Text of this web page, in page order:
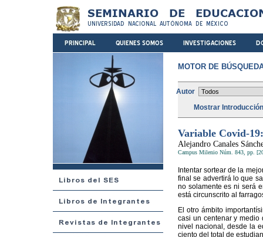
MOTOR DE
Autor
Mostrar
Variable Covid-
Alejandro Canales
Campus Milenio Núm. 843, pp.
Intentar sortear de la
final se advertirá lo que
no solamente es ni será
está circunscrito al
El otro ámbito
casi un centenar y medio
nivel nacional, desde la
ciento del total de